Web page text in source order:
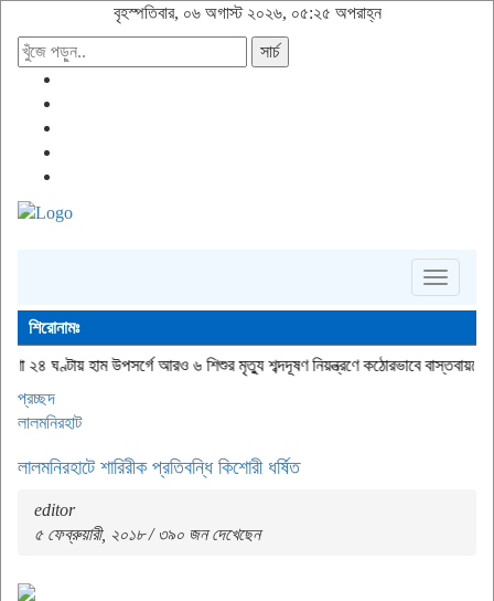
বৃহস্পতিবার, ০৬ অগাস্ট ২০২৬, ০৫:২৫ অপরাহ্ন
সার্চ
Toggle
শিরোনামঃ
উপসর্গে আরও ৬ শিশুর মৃত্যু শব্দদূষণ নিয়ন্ত্রণে কঠোরভাবে বাস্তবায়নের উদ্যোগ
প্রচ্ছদ
লালমনিরহাট
লালমনিরহাটে শারিরীক প্রতিবন্ধি কিশোরী ধর্ষিত
editor
৫ ফেব্রুয়ারী, ২০১৮ / ৩৯০ জন দেখেছেন